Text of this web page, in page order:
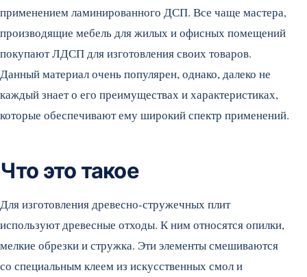
применением ламинированного ДСП. Все чаще мастера,
производящие мебель для жилых и офисных помещений
покупают ЛДСП для изготовления своих товаров.
Данный материал очень популярен, однако, далеко не
каждый знает о его преимуществах и характеристиках,
которые обеспечивают ему широкий спектр применений.
Что это такое
Для изготовления древесно-стружечных плит
используют древесные отходы. К ним относятся опилки,
мелкие обрезки и стружка. Эти элементы смешиваются
со специальным клеем из искусственных смол и